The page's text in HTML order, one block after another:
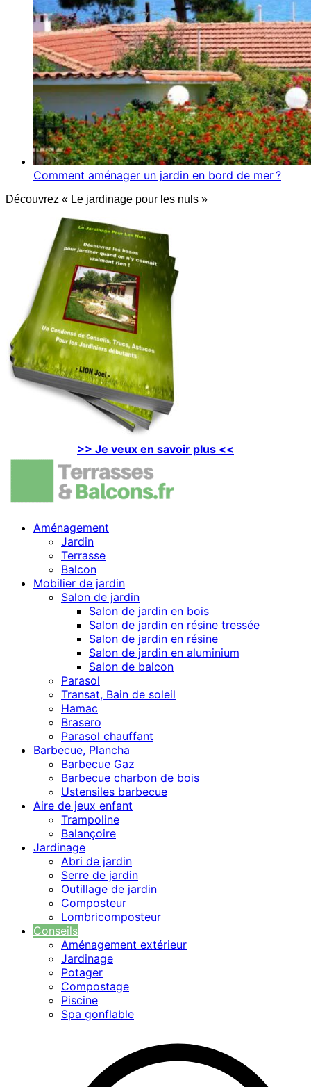
Comment aménager un jardin en bord de mer ?
Découvrez « Le jardinage pour les nuls »
>> Je veux en savoir plus <<
Aménagement
Jardin
Terrasse
Balcon
Mobilier de jardin
Salon de jardin
Salon de jardin en bois
Salon de jardin en résine tressée
Salon de jardin en résine
Salon de jardin en aluminium
Salon de balcon
Parasol
Transat, Bain de soleil
Hamac
Brasero
Parasol chauffant
Barbecue, Plancha
Barbecue Gaz
Barbecue charbon de bois
Ustensiles barbecue
Aire de jeux enfant
Trampoline
Balançoire
Jardinage
Abri de jardin
Serre de jardin
Outillage de jardin
Composteur
Lombricomposteur
Conseils
Aménagement extérieur
Jardinage
Potager
Compostage
Piscine
Spa gonflable